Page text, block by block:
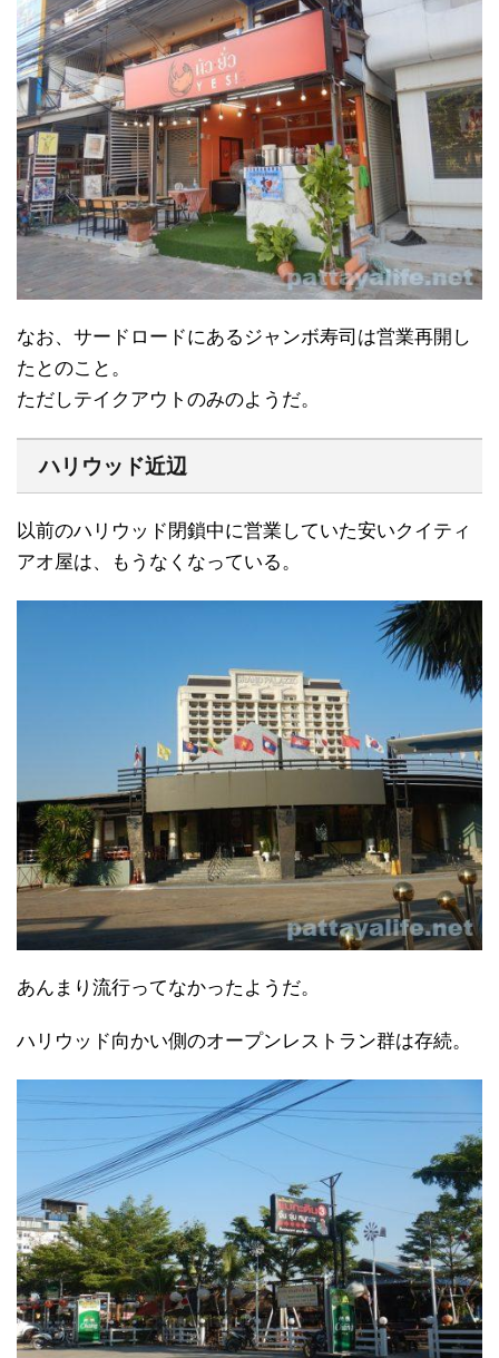
なお、サードロードにあるジャンボ寿司は営業再開し
たとのこと。
ただしテイクアウトのみのようだ。
ハリウッド近辺
以前のハリウッド閉鎖中に営業していた安いクイティ
アオ屋は、もうなくなっている。
あんまり流行ってなかったようだ。
ハリウッド向かい側のオープンレストラン群は存続。